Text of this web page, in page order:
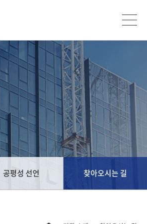
공평성 선언 찾아오시는 길